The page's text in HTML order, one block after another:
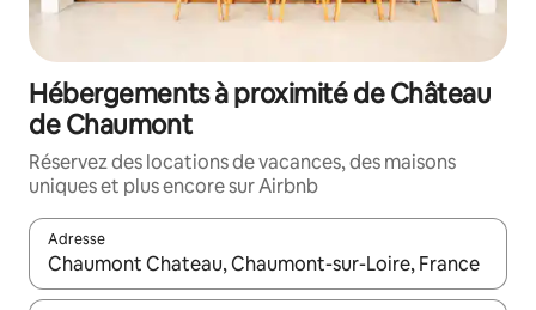
Hébergements à proximité de Château
de Chaumont
Réservez des locations de vacances, des maisons
uniques et plus encore sur Airbnb
Adresse
Lorsque les résultats s'affichent, utilisez les flèches vers le